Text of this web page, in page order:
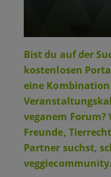
Bist du auf der
kostenlosen
eine
veganem
Freunde,
Partner suchst,